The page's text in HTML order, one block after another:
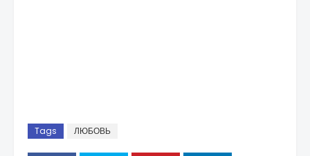
Tags ЛЮБОВЬ